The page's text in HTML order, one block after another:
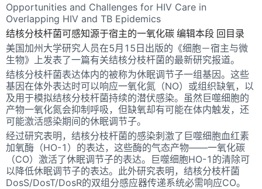
Opportunities and Challenges for HIV Care in
Overlapping HIV and TB Epidemics
结核分枝杆菌可感知源于宿主的一氧化碳 编辑本段 回目录
美国加州大学研究人员在5月15日出版的《细胞－宿主与微
生物》上发表了一篇有关结核分枝杆菌的最新研究报道。
结核分枝杆菌表达体内的被称为休眠调节子一组基因。这些
基因在体外表达时可以响应一氧化氮（NO）或组织缺氧，以
及用于模拟结核分枝杆菌持续的潜伏感染。虽然巨噬细胞的
产物一氧化氮会抑制呼吸，但缺氧却有可能在体内触发，还
可能激活感染期间的休眠调节子。
经过研究表明，结核分枝杆菌的感染刺激了巨噬细胞血红素
加氧酶（HO-1）的表达，这些酶的气态产物——一氧化碳
（CO）激活了休眠调节子的表达。巨噬细胞HO-1的清除可
以降低休眠调节子的表达。此外研究表明，结核分枝杆菌
DosS/DosT/DosR的双组分感应器传递系统必需响应CO。